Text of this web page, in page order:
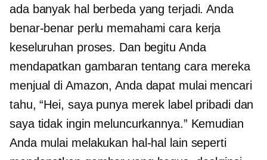
ada banyak hal berbeda yang terjadi. Anda
benar-benar perlu memahami cara kerja
keseluruhan proses. Dan begitu Anda
mendapatkan gambaran tentang cara mereka
menjual di Amazon, Anda dapat mulai mencari
tahu, “Hei, saya punya merek label pribadi dan
saya tidak ingin meluncurkannya.” Kemudian
Anda mulai melakukan hal-hal lain seperti